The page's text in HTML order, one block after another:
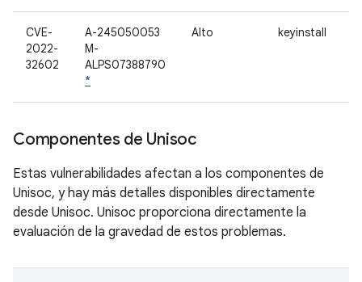
CVE-
2022-
32602
A-245050053
M-
ALPS07388790
*
Alto keyinstall
Componentes de Unisoc
Estas vulnerabilidades afectan a los componentes de
Unisoc, y hay más detalles disponibles directamente
desde Unisoc. Unisoc proporciona directamente la
evaluación de la gravedad de estos problemas.